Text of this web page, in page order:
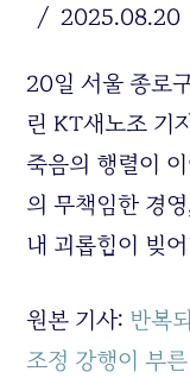
2025.08.20
20일 서울 종로
린 KT새노조 기
죽음의 행렬이
의 무책임한 경
내 괴롭힘이 빚
원본 기사: 반복
조정 강행이 부